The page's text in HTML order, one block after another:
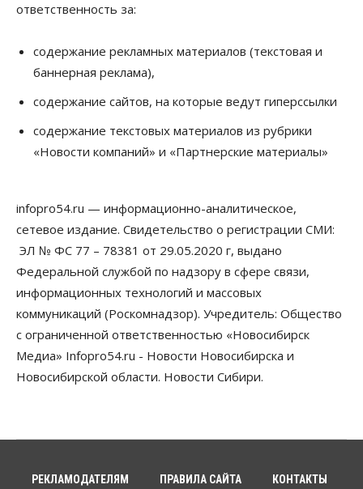
Расходы новосибирцев на спорт выросли на 40%
за полгода
07 Августа 2026, 14:35
07 Августа 2026, 14:00
07 Августа 2026, 13:55
Авто Общество
Треть автовладельцев в Новосибирской области
«поставили машины на прикол»
07 Августа 2026, 13:00
Власть
Школы, библиотеки, пешеходные тротуары:
депутаты Госдумы контролируют работы на
социальных объектах
07 Августа 2026, 12:35
Синоптики рассказали о погоде в Новосибирске
ответственность за:
содержание рекламных материалов (текстовая и
баннерная реклама),
содержание сайтов, на которые ведут гиперссылки
содержание текстовых материалов из рубрики
«Новости компаний» и «Партнерские материалы»
infopro54.ru — информационно-аналитическое,
сетевое издание. Свидетельство о регистрации СМИ:
ЭЛ № ФС 77 – 78381 от 29.05.2020 г, выдано
Федеральной службой по надзору в сфере связи,
информационных технологий и массовых
коммуникаций (Роскомнадзор). Учредитель: Общество
с ограниченной ответственностью «Новосибирск
Медиа» Infopro54.ru - Новости Новосибирска и
Новосибирской области. Новости Сибири.
РЕКЛАМОДАТЕЛЯМ ПРАВИЛА САЙТА КОНТАКТЫ